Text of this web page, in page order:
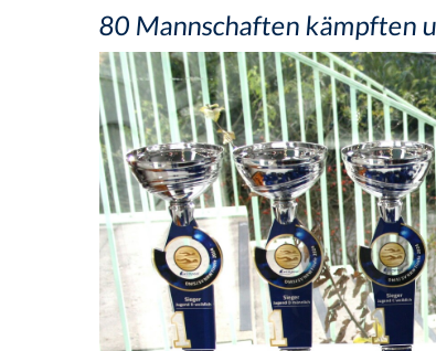
80 Mannschaften kämpften